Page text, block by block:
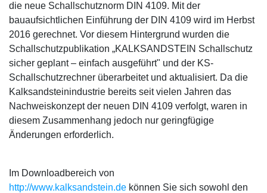
die neue Schallschutznorm DIN 4109. Mit der
bauaufsichtlichen Einführung der DIN 4109 wird im Herbst
2016 gerechnet. Vor diesem Hintergrund wurden die
Schallschutzpublikation „KALKSANDSTEIN Schallschutz
sicher geplant – einfach ausgeführt" und der KS-
Schallschutzrechner überarbeitet und aktualisiert. Da die
Kalksandsteinindustrie bereits seit vielen Jahren das
Nachweiskonzept der neuen DIN 4109 verfolgt, waren in
diesem Zusammenhang jedoch nur geringfügige
Änderungen erforderlich.
Im Downloadbereich von
http://www.kalksandstein.de können Sie sich sowohl den